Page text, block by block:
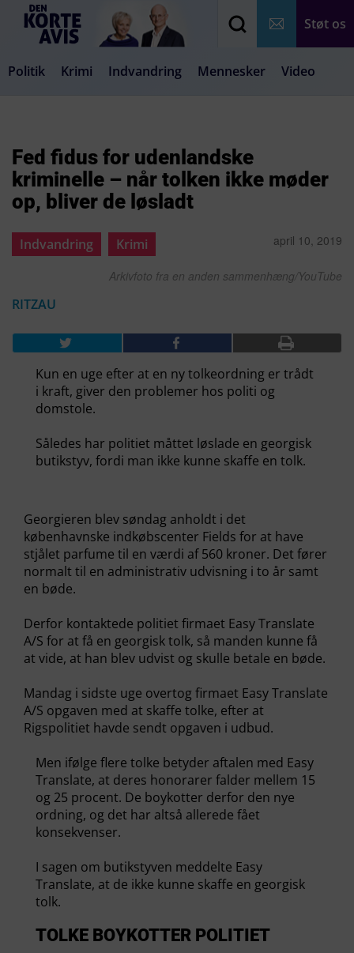
Støt os
Politik Krimi Indvandring Mennesker Video
Fed fidus for udenlandske
kriminelle – når tolken ikke møder
op, bliver de løsladt
Indvandring Krimi april 10, 2019
Arkivfoto fra en anden sammenhæng/YouTube
RITZAU
Kun en uge efter at en ny tolkeordning er trådt
i kraft, giver den problemer hos politi og
domstole.
Således har politiet måttet løslade en georgisk
butikstyv, fordi man ikke kunne skaffe en tolk.
Georgieren blev søndag anholdt i det
københavnske indkøbscenter Fields for at have
stjålet parfume til en værdi af 560 kroner. Det fører
normalt til en administrativ udvisning i to år samt
en bøde.
Derfor kontaktede politiet firmaet Easy Translate
A/S for at få en georgisk tolk, så manden kunne få
at vide, at han blev udvist og skulle betale en bøde.
Mandag i sidste uge overtog firmaet Easy Translate
A/S opgaven med at skaffe tolke, efter at
Rigspolitiet havde sendt opgaven i udbud.
Men ifølge flere tolke betyder aftalen med Easy
Translate, at deres honorarer falder mellem 15
og 25 procent. De boykotter derfor den nye
ordning, og det har altså allerede fået
konsekvenser.
I sagen om butikstyven meddelte Easy
Translate, at de ikke kunne skaffe en georgisk
tolk.
TOLKE BOYKOTTER POLITIET